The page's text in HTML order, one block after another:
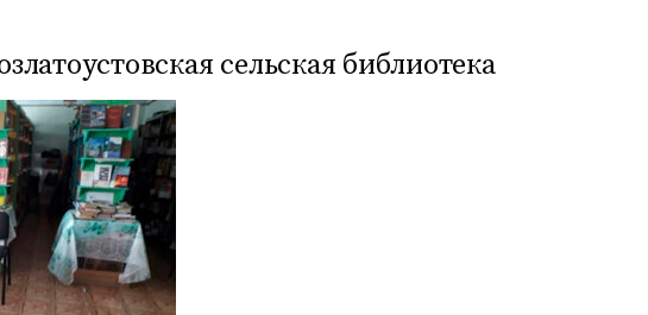
сельская библиотека